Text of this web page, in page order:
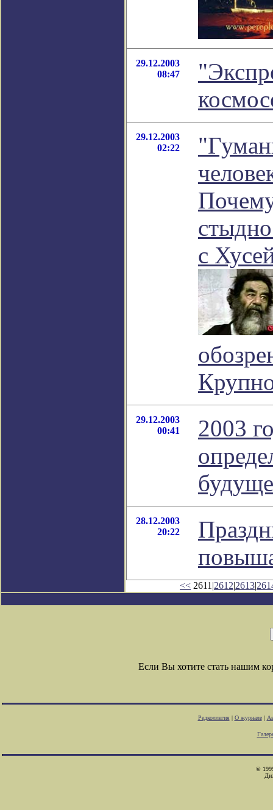
29.12.2003
08:47
29.12.2003
02:22
с
29.12.2003
00:41
2003
28.12.2003
20:22
<< 2611|2612|2613|
Если Вы хотите стать нашим
Редколлегия| О журнале|
©